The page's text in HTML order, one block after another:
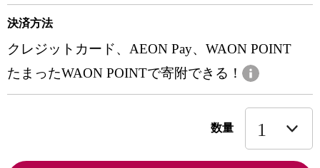
決済方法
クレジットカード、AEON Pay、WAON POINT
たまったWAON POINTで寄附できる！
数量